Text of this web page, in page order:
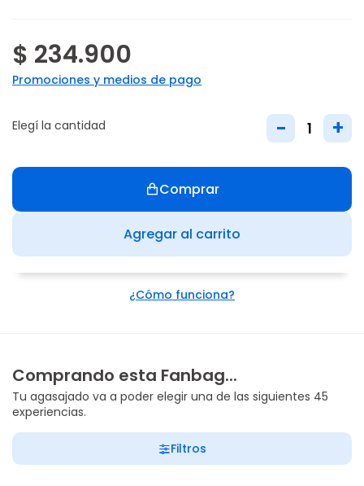
$ 234.900
Promociones y medios de pago
Elegí la cantidad - +
Agregar al carrito
Comprar
¿Cómo funciona?
Comprando esta Fanbag...
Tu agasajado va a poder elegir una de las siguientes 45
experiencias.
Filtros